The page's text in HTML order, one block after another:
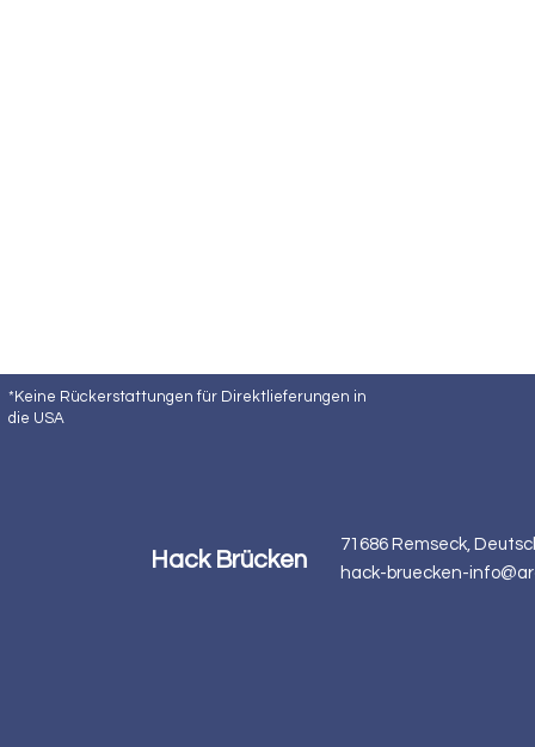
*Keine Rückerstattungen für Direktlieferungen in
die USA
Hack Brücken
71686 Remseck,
hack-bruecken-